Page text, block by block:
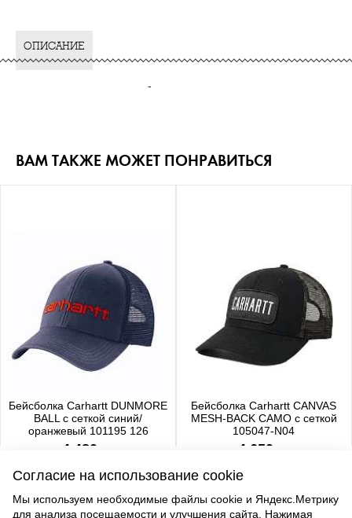
ОПИСАНИЕ
-
ВАМ ТАКЖЕ МОЖЕТ ПОНРАВИТЬСЯ
Бейсболка Carhartt DUNMORE
BALL с сеткой синий/
оранжевый 101195 126
4 480 р.
Бейсболка Carhartt CANVAS
MESH-BACK CAMO с сеткой
105047-N04
4 650 р.
Согласие на использование cookie
Мы используем необходимые файлы cookie и Яндекс.Метрику
для анализа посещаемости и улучшения сайта. Нажимая